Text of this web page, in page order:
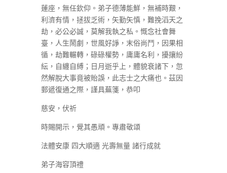
蓮座，無任欽仰。弟子德薄能鮮，無補時艱，
利濟有情，拯拔乏術，矢勤矢慎，難挽滔天之
劫，必公必誠，莫解我執之私。慨念社會舞
臺，人生鬧劇，世風好諍，末俗尚鬥，因果相
循，劫難輾轉，碌碌權勢，庸庸名利，擾攘紛
紜，自纏自縛；日月逝乎上，體貌衰諸下，忽
然解脫大事竟被貽誤，此志士之大痛也。茲因
郵遞復通之際，謹具蕪箋，恭叩
慈安，伏祈
時賜開示，覺其愚頑。專肅敬頌
法體安康 四大順適 光壽無量 諸行成就
弟子海容頂禮